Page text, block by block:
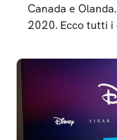
Canada e
2020. Ecco tutti i